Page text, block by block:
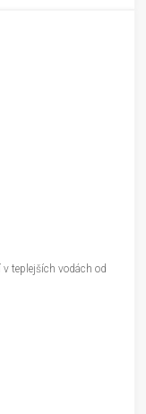
v teplejších vodách od